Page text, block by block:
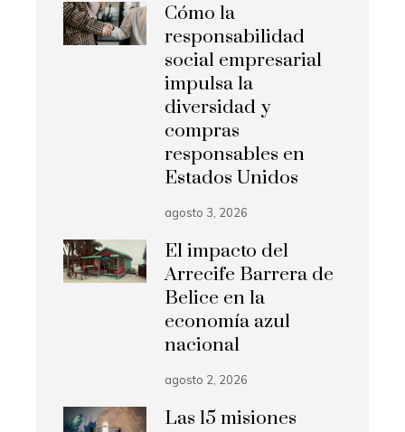
Cómo la
responsabilidad
social empresarial
impulsa la
diversidad y
compras
responsables en
Estados Unidos
agosto 3, 2026
El impacto del
Arrecife Barrera de
Belice en la
economía azul
nacional
agosto 2, 2026
Las 15 misiones